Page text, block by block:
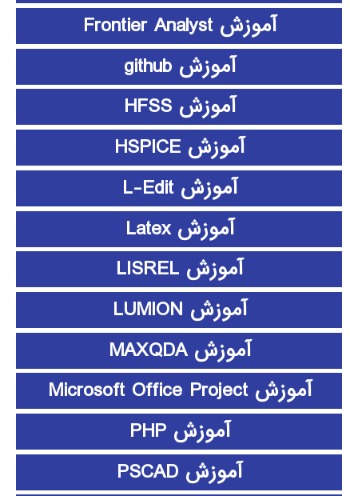
آموزش Frontier Analyst
آموزش github
آموزش HFSS
آموزش HSPICE
آموزش L-Edit
آموزش Latex
آموزش LISREL
آموزش LUMION
آموزش MAXQDA
آموزش Microsoft Office Project
آموزش PHP
آموزش PSCAD